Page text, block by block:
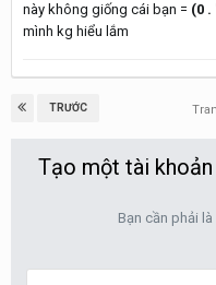
này không giống cái bạn = (0 .
mình kg hiểu lắm
TRƯỚC
Tạo một tài
Bạn cần phải